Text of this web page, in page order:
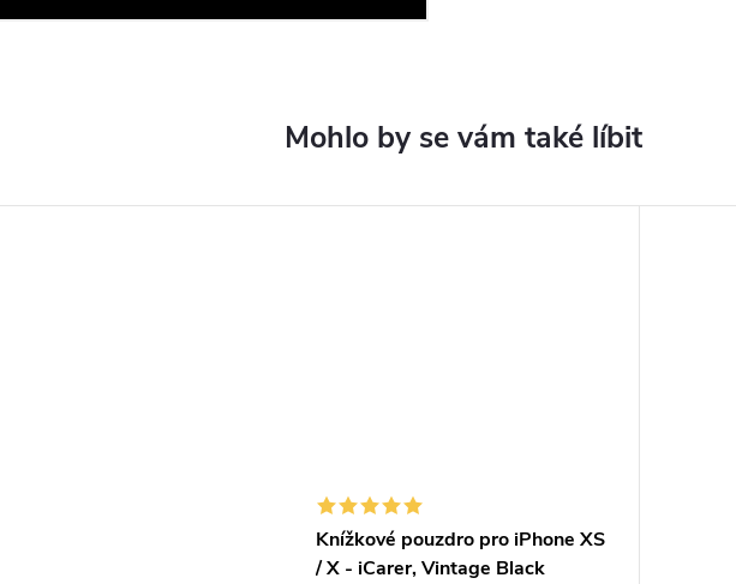
Knížkové pouzdro pro iPhone XS
/ X - iCarer, Vintage Black